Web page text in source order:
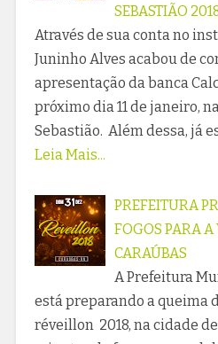
SEBASTIÃO
Através de sua conta no
Juninho Alves acabou de
apresentação da banca
próximo dia 11 de janeiro,
Sebastião. Além dessa, já
Leia Mais...
PREFEITURA
FOGOS PARA
CARAÚBAS
A Prefeitura
está preparando a queima
réveillon 2018, na cidade de